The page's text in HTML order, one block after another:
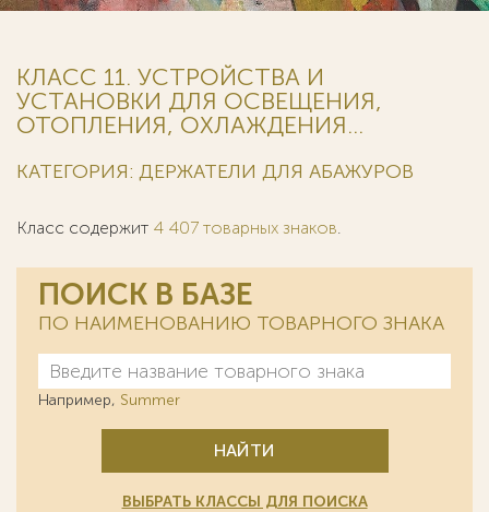
КЛАСС 11. УСТРОЙСТВА И
УСТАНОВКИ ДЛЯ ОСВЕЩЕНИЯ,
ОТОПЛЕНИЯ, ОХЛАЖДЕНИЯ...
КАТЕГОРИЯ: ДЕРЖАТЕЛИ ДЛЯ АБАЖУРОВ
Класс содержит 4 407 товарных знаков.
ПОИСК В БАЗЕ
ПО НАИМЕНОВАНИЮ ТОВАРНОГО ЗНАКА
Например, Summer
НАЙТИ
ВЫБРАТЬ КЛАССЫ ДЛЯ ПОИСКА